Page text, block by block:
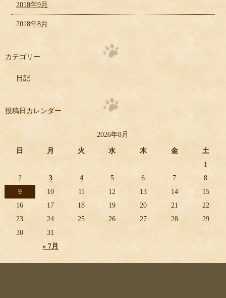
2018年9月
2018年8月
カテゴリー
日記
投稿日カレンダー
2026年8月
日 月 火 水 木 金 土
« 7月
1
2
3 4 5 6 7
8
9
10 11 12 13 14
15
16
17 18 19 20 21
22
23
24 25 26 27 28
29
30
31